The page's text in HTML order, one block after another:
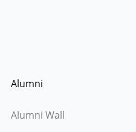
Alumni
Alumni Wall